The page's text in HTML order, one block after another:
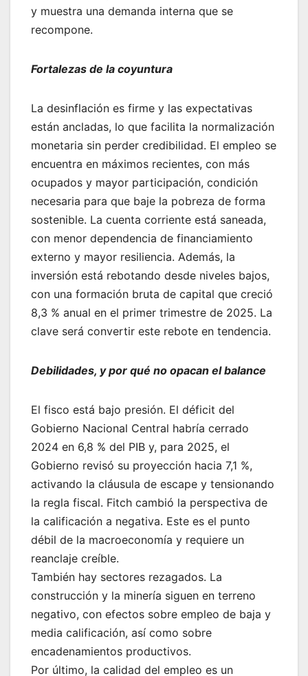
y muestra una demanda interna que se
recompone.
Fortalezas de la coyuntura
La desinflación es firme y las expectativas
están ancladas, lo que facilita la normalización
monetaria sin perder credibilidad. El empleo se
encuentra en máximos recientes, con más
ocupados y mayor participación, condición
necesaria para que baje la pobreza de forma
sostenible. La cuenta corriente está saneada,
con menor dependencia de financiamiento
externo y mayor resiliencia. Además, la
inversión está rebotando desde niveles bajos,
con una formación bruta de capital que creció
8,3 % anual en el primer trimestre de 2025. La
clave será convertir este rebote en tendencia.
Debilidades, y por qué no opacan el balance
El fisco está bajo presión. El déficit del
Gobierno Nacional Central habría cerrado
2024 en 6,8 % del PIB y, para 2025, el
Gobierno revisó su proyección hacia 7,1 %,
activando la cláusula de escape y tensionando
la regla fiscal. Fitch cambió la perspectiva de
la calificación a negativa. Este es el punto
débil de la macroeconomía y requiere un
reanclaje creíble.
También hay sectores rezagados. La
construcción y la minería siguen en terreno
negativo, con efectos sobre empleo de baja y
media calificación, así como sobre
encadenamientos productivos.
Por último, la calidad del empleo es un